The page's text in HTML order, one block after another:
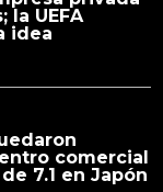
la UEFA
idea
comercial
7.1 en Japón